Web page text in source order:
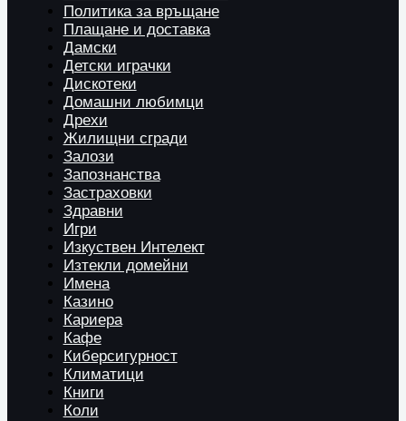
Политика за връщане
Плащане и доставка
Дамски
Детски играчки
Дискотеки
Домашни любимци
Дрехи
Жилищни сгради
Залози
Запознанства
Застраховки
Здравни
Игри
Изкуствен Интелект
Изтекли домейни
Имена
Казино
Кариера
Кафе
Киберсигурност
Климатици
Книги
Коли